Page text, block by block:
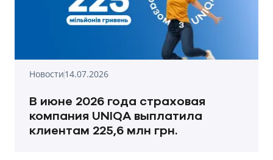
Новости14.07.2026
В июне 2026 года страховая
компания UNIQA выплатила
клиентам 225,6 млн грн.